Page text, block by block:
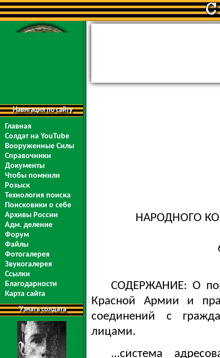
Навигация по сайту
Главная
Солдат на YouTube
Вооруженные Силы
Справочники
Документы
Чтобы помнили
Розыск
Технология поиска
Поисковики о себе
Архивы России
Адм. деление
Форум
Файлы
Фотогалерея
Звукогалерея
Ссылки
Благодарности
Карта сайта
Узнать солдата
НАРОДНОГО
СОДЕРЖАНИЕ: О
Красной Армии и
соединений с
лицами.
...система